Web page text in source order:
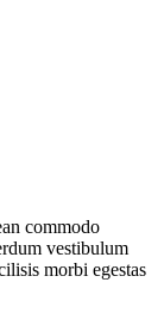
commodo
vestibulum
morbi egestas